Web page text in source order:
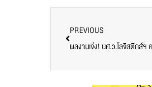
PREVIOUS